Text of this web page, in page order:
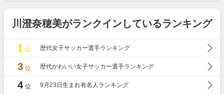
川澄奈穂美がランクインしているランキング
1 位 歴代女子サッカー選手ランキング
3 位 歴代かわいい女子サッカー選手ランキング
4 位 9月23日生まれ有名人ランキング